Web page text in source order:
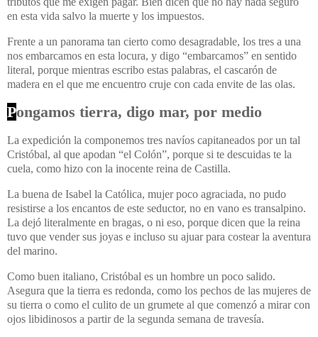
en esta vida salvo la muerte y los impuestos.
Frente a un panorama tan cierto como desagradable, los tres a una
nos embarcamos en esta locura, y digo “embarcamos” en sentido
literal, porque mientras escribo estas palabras, el cascarón de
madera en el que me encuentro cruje con cada envite de las olas.
Pongamos tierra, digo mar, por medio
La expedición la componemos tres navíos capitaneados por un tal
Cristóbal, al que apodan “el Colón”, porque si te descuidas te la
cuela, como hizo con la inocente reina de Castilla.
La buena de Isabel la Católica, mujer poco agraciada, no pudo
resistirse a los encantos de este seductor, no en vano es transalpino.
La dejó literalmente en bragas, o ni eso, porque dicen que la reina
tuvo que vender sus joyas e incluso su ajuar para costear la aventura
del marino.
Como buen italiano, Cristóbal es un hombre un poco salido.
Asegura que la tierra es redonda, como los pechos de las mujeres de
su tierra o como el culito de un grumete al que comenzó a mirar con
ojos libidinosos a partir de la segunda semana de travesía.